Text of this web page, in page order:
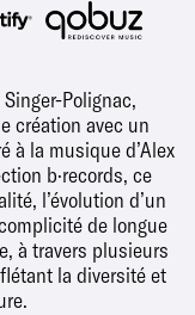
Polignac,
création avec un
à la musique d’Alex
b·records, ce
l’évolution d’un
de longue
à travers plusieurs
la diversité et